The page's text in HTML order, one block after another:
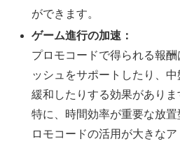
ができます。
ゲーム進行の加速：
プロモコードで得られる報
ッシュをサポートしたり、
緩和したりする効果がありま
特に、時間効率が重要な放
ロモコードの活用が大きな